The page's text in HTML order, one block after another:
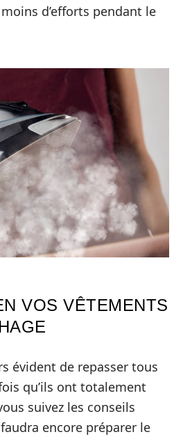
d’efforts pendant le
VOS VÊTEMENTS
évident de repasser tous
qu’ils ont totalement
suivez les conseils
encore préparer le